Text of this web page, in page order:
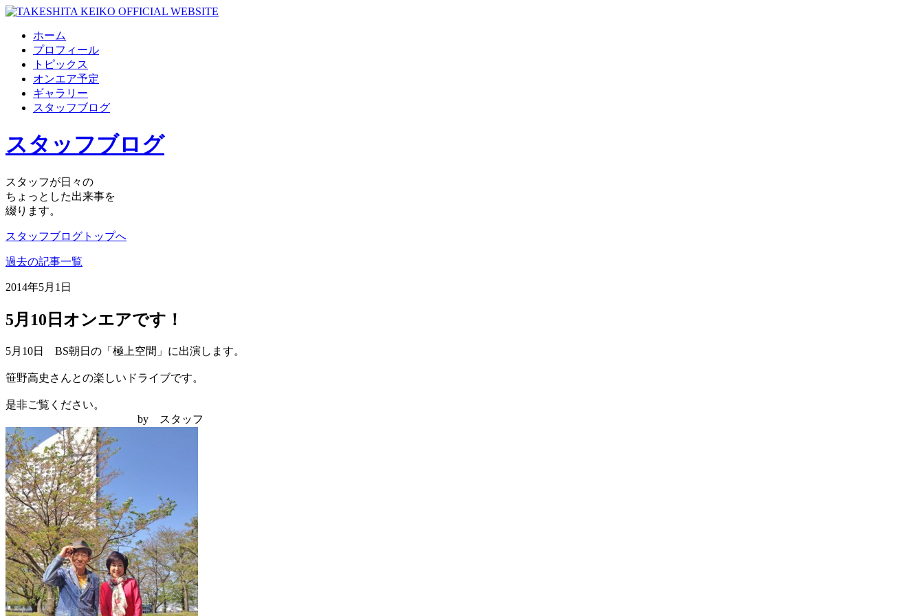
ホーム
プロフィール
トピックス
オンエア予定
ギャラリー
スタッフブログ
スタッフブログ
スタッフが日々の
ちょっとした出来事を
綴ります。
スタッフブログトップへ
過去の記事一覧
2014年5月1日
5月10日オンエアです！
5月10日 BS朝日の「極上空間」に出演します。
笹野高史さんとの楽しいドライブです。
是非ご覧ください。
by スタッフ